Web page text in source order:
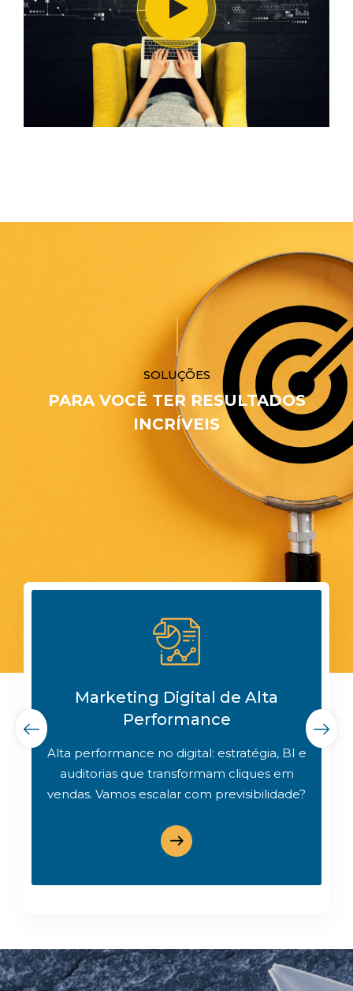
SOLUÇÕES
PARA VOCÊ TER RESULTADOS
INCRÍVEIS
: Trying to access array offset on value of type bool in
content/plugins/rs_addons/inc/vc_addon/
Marketing Digital de Alta
Performance
Alta performance no digital: estratégia, BI e
auditorias que transformam cliques em
vendas. Vamos escalar com previsibilidade?